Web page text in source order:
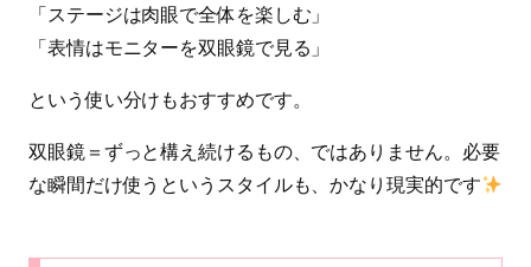
「ステージは肉眼で全体を楽しむ」
「表情はモニターを双眼鏡で見る」
という使い分けもおすすめです。
双眼鏡＝ずっと構え続けるもの、ではありません。必要
な瞬間だけ使うというスタイルも、かなり現実的です